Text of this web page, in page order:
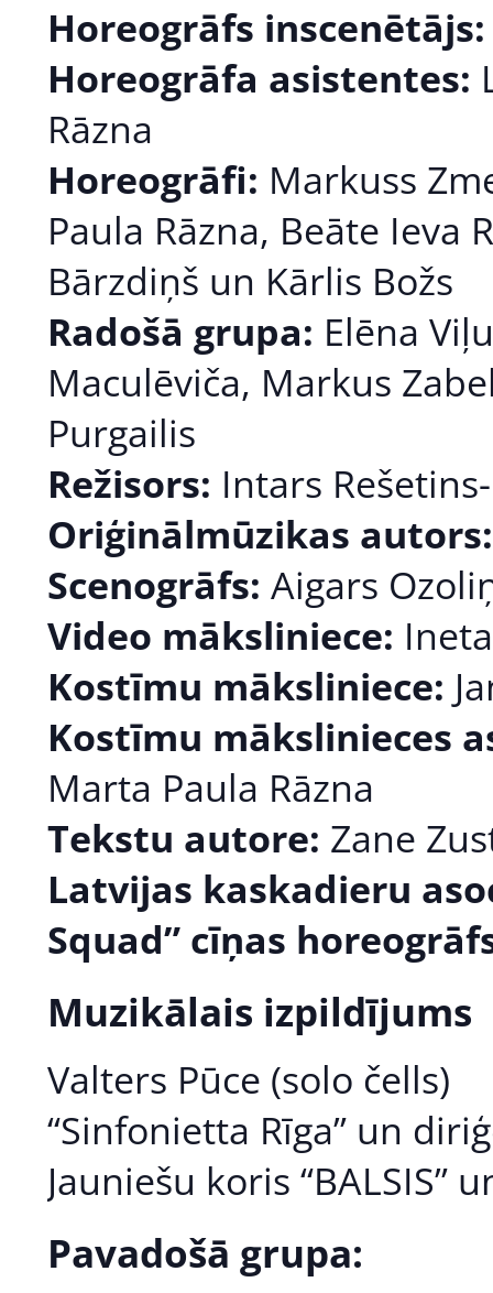
Horeogrāfs inscenētājs:
Horeogrāfa asistentes:
Rāzna
Horeogrāfi: Markuss
Paula Rāzna, Beāte Ieva
Bārzdiņš un Kārlis Božs
Radošā grupa: Elēna
Maculēviča, Markus
Purgailis
Režisors: Intars
Oriģinālmūzikas autors:
Scenogrāfs: Aigars
Video māksliniece:
Kostīmu māksliniece:
Kostīmu mākslinieces
Marta Paula Rāzna
Tekstu autore: Zane
Latvijas kaskadieru
Squad” cīņas
Muzikālais izpildījums
Valters Pūce (solo čells)
“Sinfonietta Rīga” un
Jauniešu koris “BALSIS”
Pavadošā grupa: